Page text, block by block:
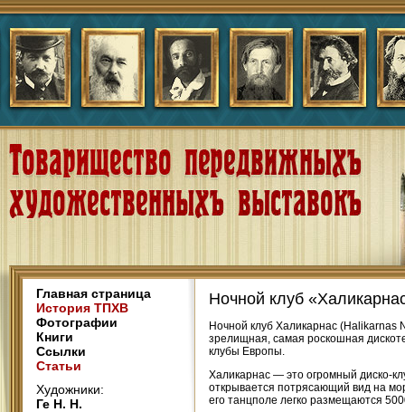
Главная страница
История ТПХВ
Фотографии
Книги
Ссылки
Статьи
Художники:
Ге Н. Н.
Ночной клуб
Ночной клуб Халикарнас
зрелищная, самая роскошная
клубы Европы.
Халикарнас — это огромный диско-
открывается потрясающий вид на
его танцполе легко размещаются